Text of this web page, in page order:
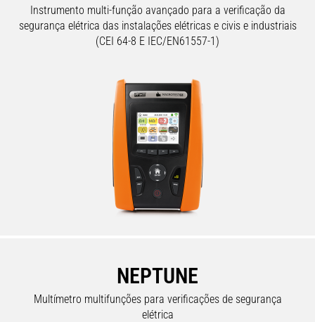
Instrumento multi-função avançado para a verificação da
segurança elétrica das instalações elétricas e civis e industriais
(CEI 64-8 E IEC/EN61557-1)
NEPTUNE
Multímetro multifunções para verificações de segurança
elétrica